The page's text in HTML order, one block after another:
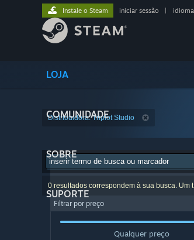
LOJA
COMUNIDADE
SOBRE
SUPORTE
Instale o Steam iniciar sessão idioma
Distribuidora: Triplot Studio
0 resultados correspondem à sua busca.
Filtrar por preço
Qualquer preço